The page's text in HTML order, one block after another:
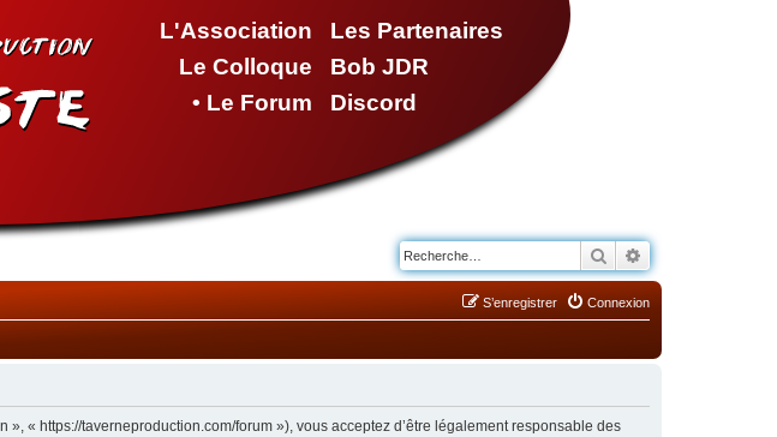
L'Association
Le Colloque
• Le Forum
Les Partenaires
Bob JDR
Discord
Rechercher
Connexion
S’enregistrer
« https://taverneproduction.com/forum »), vous acceptez d’être légalement responsable des